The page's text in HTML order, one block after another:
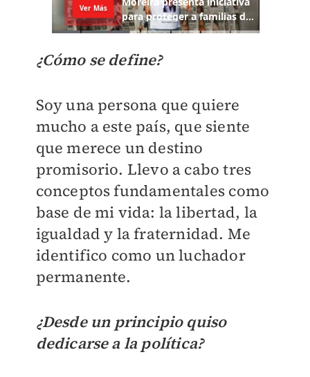
¿Cómo se define?
Soy una persona que quiere
mucho a este país, que siente
que merece un destino
promisorio. Llevo a cabo tres
conceptos fundamentales como
base de mi vida: la libertad, la
igualdad y la fraternidad. Me
identifico como un luchador
permanente.
¿Desde un principio quiso
dedicarse a la política?